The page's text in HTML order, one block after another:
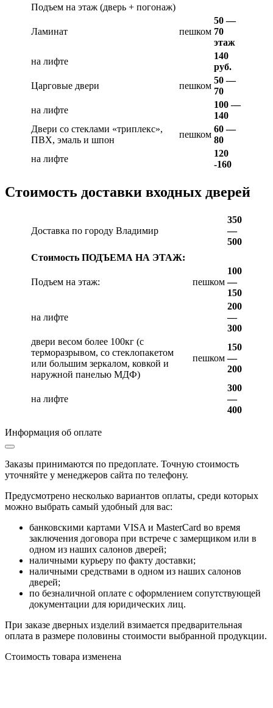
Подъем на этаж (дверь + погонаж)
Ламинат пешком
50 —
70
этаж
на лифте
140
руб.
Царговые двери
пешком
50 —
70
на лифте
100 —
140
Двери со стеклами «триплекс»,
ПВХ, эмаль и шпон
пешком
60 —
80
на лифте
120
-160
Стоимость доставки входных дверей
Доставка по городу Владимир
350
—
500
Стоимость ПОДЪЕМА НА ЭТАЖ:
Подъем на этаж: пешком
100
—
150
на лифте
200
—
300
двери весом более 100кг (с
терморазрывом, со стеклопакетом
или большим зеркалом, ковкой и
наружной панелью МДФ)
пешком
150
—
200
на лифте
300
—
400
Информация об оплате
Заказы принимаются по предоплате. Точную стоимость
уточняйте у менеджеров сайта по телефону.
Предусмотрено несколько вариантов оплаты, среди которых
можно выбрать самый удобный для вас:
банковскими картами VISA и MasterCard во время
заключения договора при встрече с замерщиком или в
одном из наших салонов дверей;
наличными курьеру по факту доставки;
наличными средствами в одном из наших салонов
дверей;
по безналичной оплате с оформлением сопутствующей
документации для юридических лиц.
При заказе дверных изделий взимается предварительная
оплата в размере половины стоимости выбранной продукции.
Стоимость товара изменена